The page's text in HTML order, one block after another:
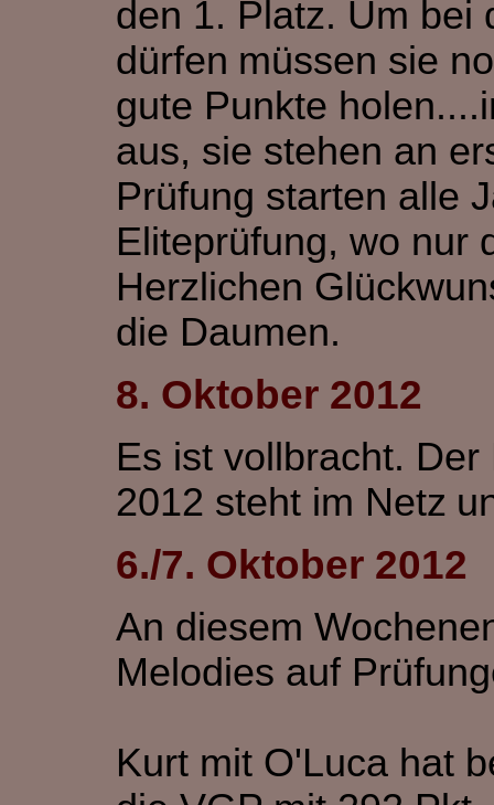
den 1. Platz. Um bei
dürfen müssen sie
gute Punkte
aus, sie stehen an
Prüfung starten alle
Eliteprüfung, wo nur
Herzlichen
die Daumen.
8. Oktober 2012
Es ist vollbracht.
2012 steht im Netz
6./7. Oktober 2012
An diesem
Melodies auf
Kurt mit O'Luca hat